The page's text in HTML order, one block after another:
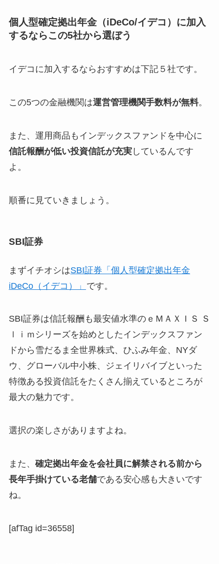
個人型確定拠出年金（iDeCo/イデコ）に加入
するならこの5社から選ぼう
イデコに加入するならおすすめは下記５社です。
この5つの金融機関は運営管理機関手数料が無料。
また、運用商品も インデックスファンドを中心に
信託報酬が低い投資信託が充実しているんです
よ。
順番に見ていきましょう。
SBI証券
まずイチオシはSBI証券「個人型確定拠出年金
iDeCo（イデコ）」 です。
SBI証券は信託報酬も最安値水準のｅＭＡＸＩＳ Ｓ
ｌｉｍシリーズを始めとしたインデックスファン
ドから雪だるま全世界株式、ひふみ年金、NYダ
ウ、グローバル中小株、ジェイリバイブといった
特徴ある投資信託をたくさん揃えているところが
最大の魅力です。
選択の楽しさがありますよね。
また、 確定拠出年金を会社員に解禁される前から
長年手掛けている老舗である安心感も大きいです
ね。
[afTag id=36558]